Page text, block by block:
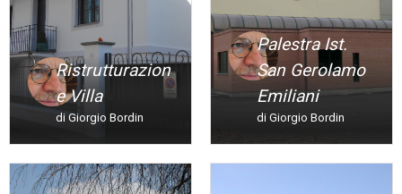
Ristrutturazion
E Villa
di Giorgio Bordin
Palestra Ist.
San Gerolamo
Emiliani
di Giorgio Bordin